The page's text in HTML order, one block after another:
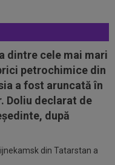
dintre cele mai mari
petrochimice din
a fost aruncată în
Doliu declarat de
după
din Tatarstan a
atacantul
refuzul lui
să se mute pe un
și a dat-o afară pe